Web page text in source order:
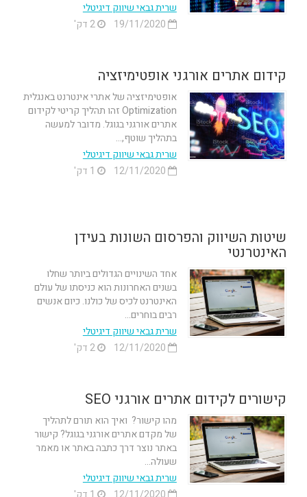
שרית גבאי שיווק דיגיטלי
2 דק'
קידום אתרים אורגני אופטימיזציה
אופטימיזציה של אתרי אינטרנט באנגלית
Optimization זהו תהליך קריטי לקידום
אתרים אורגני בגוגל. מדובר למעשה
בתהליך שוטף,...
שרית גבאי שיווק דיגיטלי
שיטות השיווק והפרסום השונות בעידן
האינטרנטי
אחד השינויים הגדולים ביותר שחלו
בשנים האחרונות הוא כניסתו של עולם
האינטרנט לכיס של כולנו. כיום אנשים
רבים בוחרים...
שרית גבאי שיווק דיגיטלי
2 דק'
קישורים לקידום אתרים אורגני SEO
מהו קישור? ואיך הוא תורם לתהליך
של מקדם אתרים אורגני בגוגל? קישור
באתר נוצר דרך כתבה באתר או מאמר
שעולה...
שרית גבאי שיווק דיגיטלי